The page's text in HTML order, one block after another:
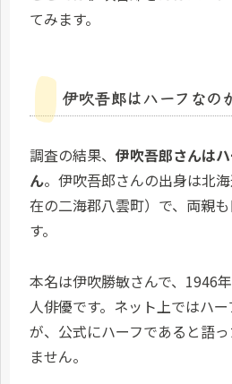
てみます。
伊吹吾郎はハーフなの
調査の結果、 伊吹吾郎さんは
ん。伊吹吾郎さんの出身は北
在の二海郡八雲町）で、両親
す。
本名は伊吹勝敏さんで、1946
人俳優です。ネット上ではハ
が、公式にハーフであると語
ません。